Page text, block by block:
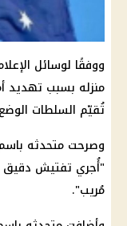
ووفقًا لوسائل
منزله بسبب تهديد
تُقيّم السلطات
وصرحت متحدثه باسم
"أُجري تفتيش
مُريب".